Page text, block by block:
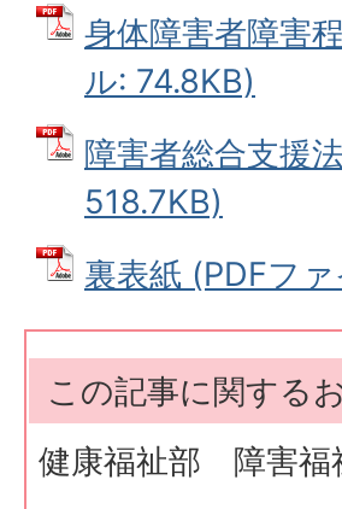
身体障害者障害
ル: 74.8KB)
障害者総合支援
518.7KB)
裏表紙 (PDFフ
この記事に関する
健康福祉部 障害福